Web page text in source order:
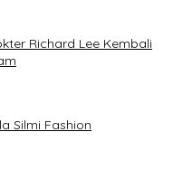
Richard Lee Kembali
Silmi Fashion